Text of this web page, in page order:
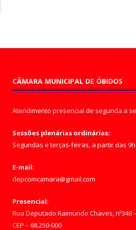
CÂMARA MUNICIPAL DE ÓBIDOS
Atendimento presencial de segunda a
Sessões plenárias ordinárias:
Segundas e terças-feiras, a partir das 9h
E-mail:
depcomcamara@gmail.com
Presencial:
Rua Deputado Raimundo Chaves, nº348
CEP – 68.250-000